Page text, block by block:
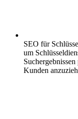
SEO für
um
Kunden